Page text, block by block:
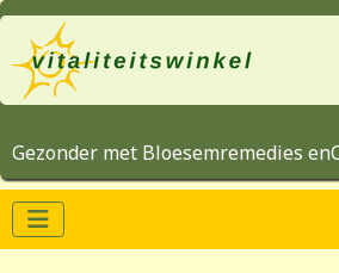
Gezonder met Bloesemremedies